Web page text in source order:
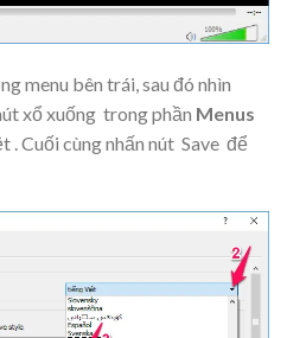
menu bên trái, sau đó nhìn
xổ xuống trong phần Menus
. Cuối cùng nhấn nút Save để